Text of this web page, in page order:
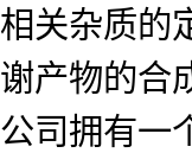
相关杂质的
谢产物的合
公司拥有一